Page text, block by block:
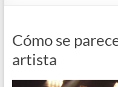
Cómo se
artista